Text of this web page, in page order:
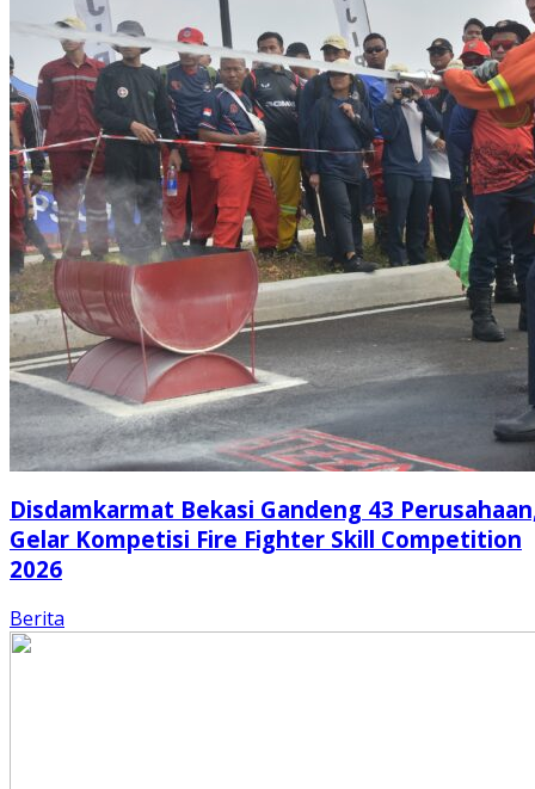
Disdamkarmat Bekasi Gandeng 43
Gelar Kompetisi Fire Fighter Skill Competition
2026
Berita